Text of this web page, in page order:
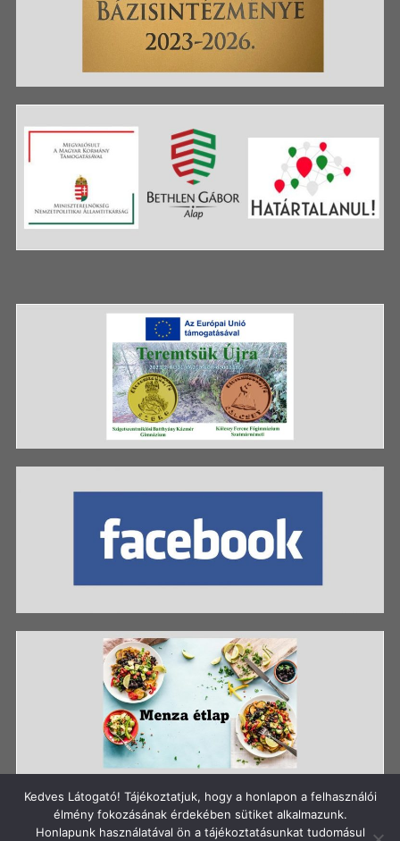
Kedves Látogató! Tájékoztatjuk, hogy a honlapon a felhasználói
élmény fokozásának érdekében sütiket alkalmazunk.
Honlapunk használatával ön a tájékoztatásunkat tudomásul